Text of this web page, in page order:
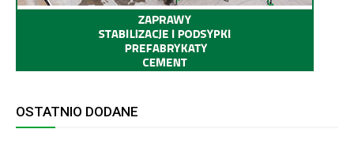
OSTATNIO DODANE